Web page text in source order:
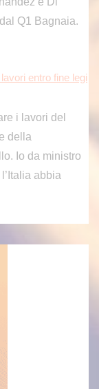
Q1 Bagnaia.
entro fine legi
i lavori del
della
Io da ministro
abbia